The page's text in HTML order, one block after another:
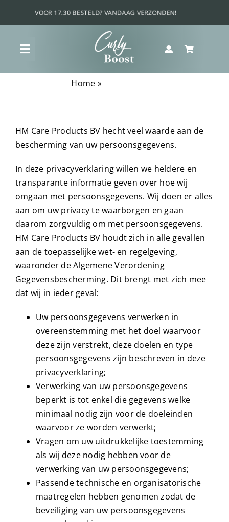
Toggle
Wat is jouw krultype?
Ultieme krul routine
Handige videos
Over ons
Blog
Dichtstbijzijnde winkel
Klantenservice
Dutch ▼
Home »
HM Care Products BV hecht veel waarde aan de
bescherming van uw persoonsgegevens.
In deze privacyverklaring willen we heldere en
transparante informatie geven over hoe wij
omgaan met persoonsgegevens. Wij doen er alles
aan om uw privacy te waarborgen en gaan
daarom zorgvuldig om met persoonsgegevens.
HM Care Products BV houdt zich in alle gevallen
aan de toepasselijke wet- en regelgeving,
waaronder de Algemene Verordening
Gegevensbescherming. Dit brengt met zich mee
dat wij in ieder geval:
Uw persoonsgegevens verwerken in
overeenstemming met het doel waarvoor
deze zijn verstrekt, deze doelen en type
persoonsgegevens zijn beschreven in deze
privacyverklaring;
Verwerking van uw persoonsgegevens
beperkt is tot enkel die gegevens welke
minimaal nodig zijn voor de doeleinden
waarvoor ze worden verwerkt;
Vragen om uw uitdrukkelijke toestemming
als wij deze nodig hebben voor de
verwerking van uw persoonsgegevens;
Passende technische en organisatorische
maatregelen hebben genomen zodat de
beveiliging van uw persoonsgegevens